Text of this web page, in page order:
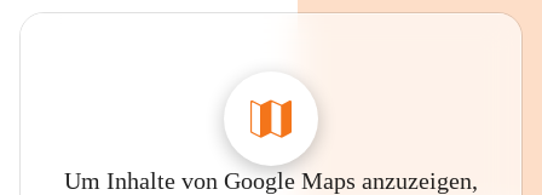
Um Inhalte von Google Maps anzuzeigen,